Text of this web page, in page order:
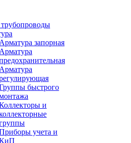
Арматура запорная
Арматура
Арматура
быстрого
и
учета и